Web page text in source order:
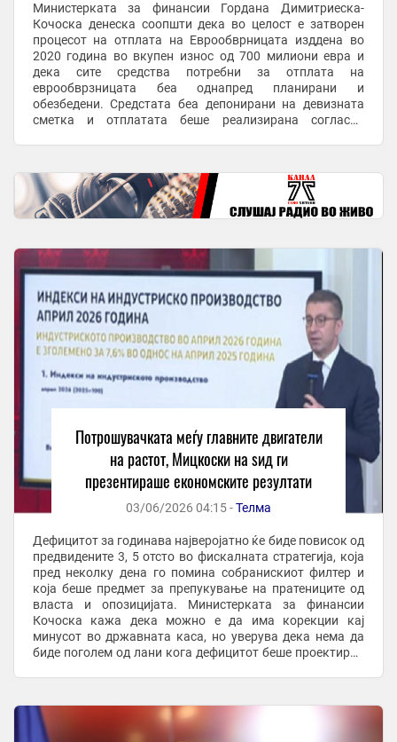
Министерката за финансии Гордана Димитриеска-
Кочоска денеска соопшти дека во целост е затворен
процесот на отплата на Еврообврницата изддена во
2020 година во вкупен износ од 700 милиони евра и
дека сите средства потребни за отплата на
еврообврзницата беа однапред планирани и
обезбедени. Средстата беа депонирани на девизната
сметка и отплатата беше реализирана согласно
Потрошувачката меѓу главните двигатели
на растот, Мицкоски на ѕид ги
презентираше економските резултати
03/06/2026 04:15 -Телма
Дефицитот за годинава најверојатно ќе биде повисок од
предвидените 3, 5 отсто во фискалната стратегија, која
пред неколку дена го помина собранискиот филтер и
која беше предмет за препукување на пратениците од
власта и опозицијата. Министерката за финансии
Кочоска кажа дека можно е да има корекции кај
минусот во државната каса, но уверува дека нема да
биде поголем од лани кога дефицитот беше проектиран